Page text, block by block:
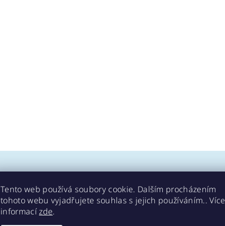
Kontakty
Tento web používá soubory cookie. Dalším procházením
tohoto webu vyjadřujete souhlas s jejich používáním.. Více
informacízde.